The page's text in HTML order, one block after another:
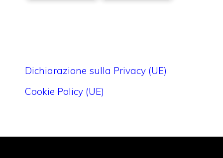
Dichiarazione sulla Privacy (UE)
Cookie Policy (UE)